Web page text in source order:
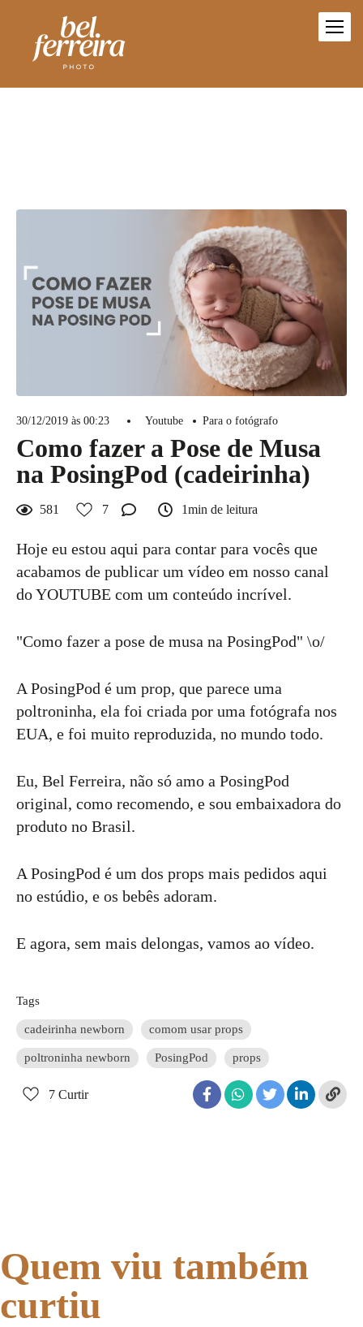
30/12/2019 às 00:23 Youtube Para o fotógrafo
Como fazer a Pose de Musa
na PosingPod (cadeirinha)
581 7 1min de leitura
Hoje eu estou aqui para contar para vocês que
acabamos de publicar um vídeo em nosso canal
do YOUTUBE com um conteúdo incrível.
"Como fazer a pose de musa na PosingPod" \o/
A PosingPod é um prop, que parece uma
poltroninha, ela foi criada por uma fotógrafa nos
EUA, e foi muito reproduzida, no mundo todo.
Eu, Bel Ferreira, não só amo a PosingPod
original, como recomendo, e sou embaixadora do
produto no Brasil.
A PosingPod é um dos props mais pedidos aqui
no estúdio, e os bebês adoram.
E agora, sem mais delongas, vamos ao vídeo.
Tags
cadeirinha newborn comom usar props
poltroninha newborn PosingPod props
7 Curtir
Quem viu também
curtiu